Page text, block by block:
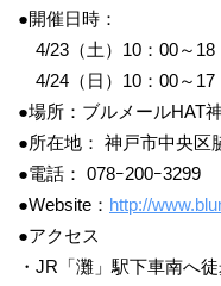
●開催日時：
4/23（土）10：00～18
4/24（日）10：00～17
●場所：ブルメールHAT
●所在地： 神戸市中央区
●電話： 078ｰ200ｰ3299
●Website： http://
●アクセス
・JR「灘」駅下車南へ